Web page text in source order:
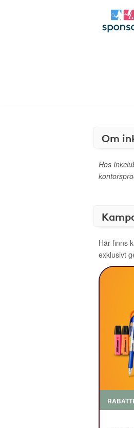
Om
Hos
Här finns
exklusivt